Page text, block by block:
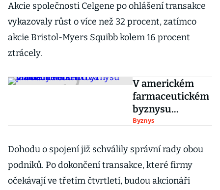
Akcie společnosti Celgene po ohlášení transakce
vykazovaly růst o více než 32 procent, zatímco
akcie Bristol-Myers Squibb kolem 16 procent
ztrácely.
V americkém
farmaceutickém
byznysu
proběhne
miliardy dolarů
Byznys
Dohodu o spojení již schválily správní rady obou
podniků. Po dokončení transakce, které firmy
očekávají ve třetím čtvrtletí, budou akcionáři